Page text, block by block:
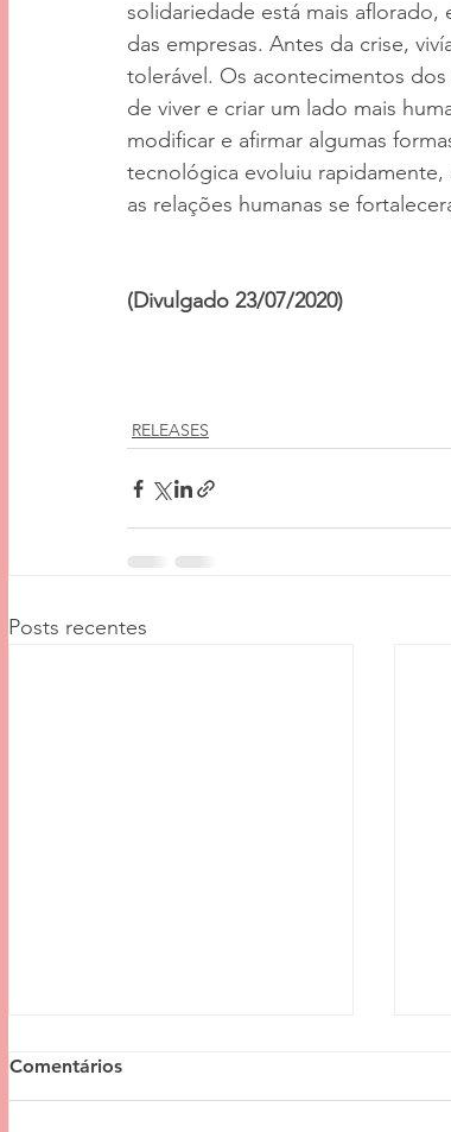
solidariedade está mais
das empresas. Antes da crise,
tolerável. Os acontecimentos dos
de viver e criar um lado mais
modificar e afirmar algumas
tecnológica evoluiu rapidamente,
as relações humanas se
(Divulgado 23/07/2020)
RELEASES
Posts recentes
Comentários